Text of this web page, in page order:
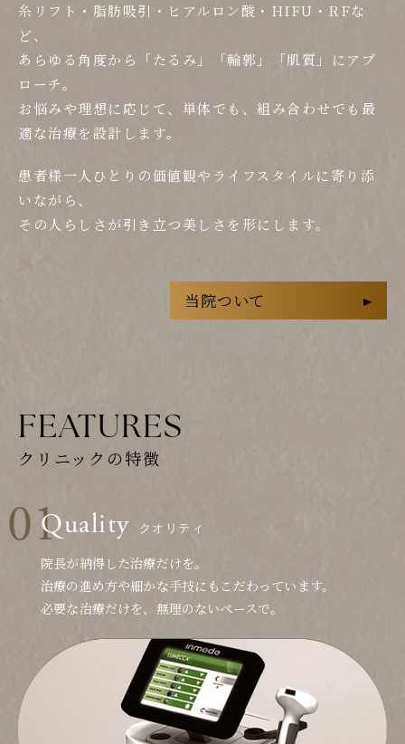
糸リフト・脂肪吸引・ヒアルロン酸・HIFU・RFな
ど、
あらゆる角度から「たるみ」「輪郭」「肌質」にアプ
ローチ。
お悩みや理想に応じて、単体でも、組み合わせでも最
適な治療を設計します。
患者様一人ひとりの価値観やライフスタイルに寄り添
いながら、
その人らしさが引き立つ美しさを形にします。
当院ついて
FEATURES
クリニックの特徴
Quality クオリティ
院長が納得した治療だけを。
治療の進め方や細かな手技にもこだわっています。
必要な治療だけを、無理のないペースで。